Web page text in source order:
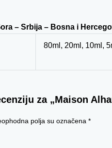
– Srbija – Bosna i
80ml, 20ml, 10ml,
za „Maison
polja su označena*